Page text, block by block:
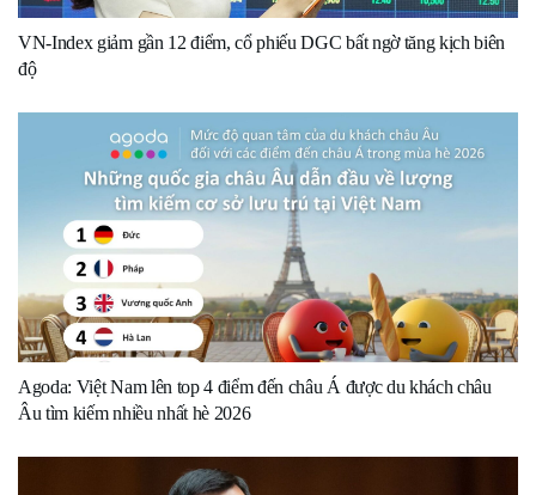
VN-Index giảm gần 12 điểm, cổ phiếu DGC bất ngờ tăng kịch biên
độ
Agoda: Việt Nam lên top 4 điểm đến châu Á được du khách châu
Âu tìm kiếm nhiều nhất hè 2026